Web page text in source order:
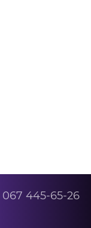
067 445-65-26